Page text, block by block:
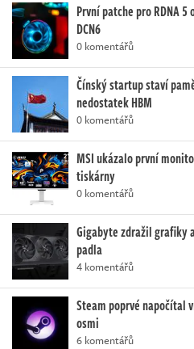
První patche pro RDNA
DCN6
0 komentářů
Čínský startup staví
nedostatek HBM
0 komentářů
MSI ukázalo první
tiskárny
0 komentářů
Gigabyte zdražil grafiky
padla
4 komentářů
Steam poprvé napočítal
osmi
6 komentářů